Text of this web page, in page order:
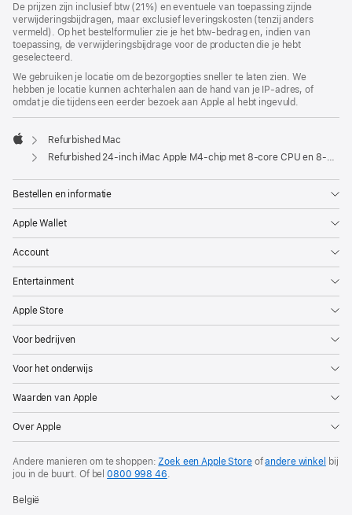
De prijzen zijn inclusief btw (21%) en eventuele van toepassing zijnde
verwijderingsbijdragen, maar exclusief leveringskosten (tenzij anders
vermeld). Op het bestelformulier zie je het btw-bedrag en, indien van
toepassing, de verwijderingsbijdrage voor de producten die je hebt
geselecteerd.
We gebruiken je locatie om de bezorgopties sneller te laten zien. We
hebben je locatie kunnen achterhalen aan de hand van je IP-adres, of
omdat je die tijdens een eerder bezoek aan Apple al hebt ingevuld.
Apple
Refurbished Mac
Refurbished 24‑inch iMac Apple M4-chip met 8‑core CPU en 8‑core GPU - Blauw
Bestellen en informatie
Apple Wallet
Account
Entertainment
Apple Store
Voor bedrijven
Voor het onderwijs
Waarden van Apple
Over Apple
Andere manieren om te shoppen:Zoek een Apple Storeofandere winkel bij
jou in de buurt. Of bel0800 998 46.
België